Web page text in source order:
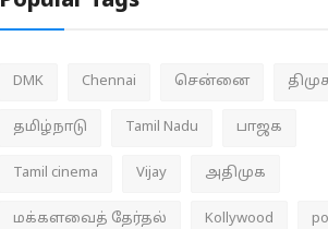
DMK Chennai சென்னை
தமிழ்நாடு Tamil Nadu பாஜக
Tamil cinema Vijay அதிமுக
மக்களவைத் தேர்தல் Kollywood